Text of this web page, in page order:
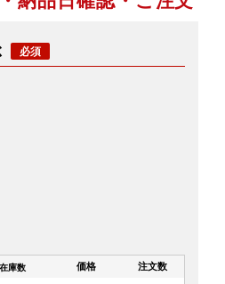
在庫数 価格 注文数